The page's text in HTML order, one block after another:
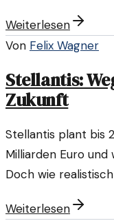
Weiterlesen
Von Felix Wagner
Stellantis:
Zukunft
Stellantis plant bis
Milliarden Euro
Doch wie
Weiterlesen